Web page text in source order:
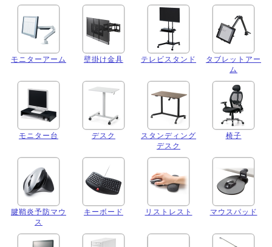
モニターアーム 壁掛け金具 テレビスタンド
タブレットアー
ム
モニター台 デスク
スタンディング
デスク
椅子
腱鞘炎予防マウ
ス
キーボード リストレスト マウスパッド